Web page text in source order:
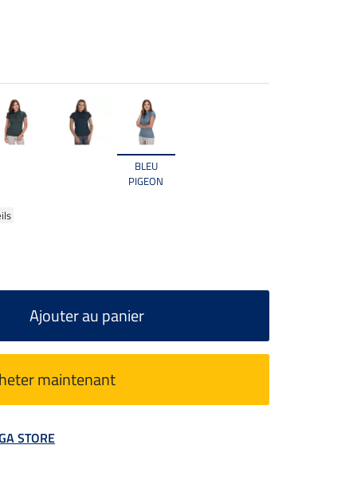
BLEU
PIGEON
Ajouter au panier
maintenant
STORE